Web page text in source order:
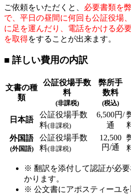
ご依頼をいただくと、 必要書類を
で、平日の昼間に何回も公証役場
に足を運んだり、電話をかける必
を取得をすることが出来ます。
■ 詳しい費用の内訳
文書の種
類
公証役場手数
料
(非課税)
弊所手
数料
(税込)
日本語
公証役場手数
料(非課税)
6,500円/
通
外国語
(外国語)
公証役場手数
料(非課税)
12,500
円/通
※ 翻訳を添付して認証が必
かります。
※ 公文書にアポスティーユ